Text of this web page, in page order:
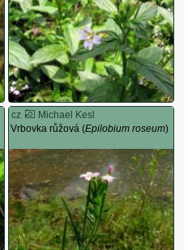
cz
Michael Kesl
Vrbovka růžová (Epilobium roseum)